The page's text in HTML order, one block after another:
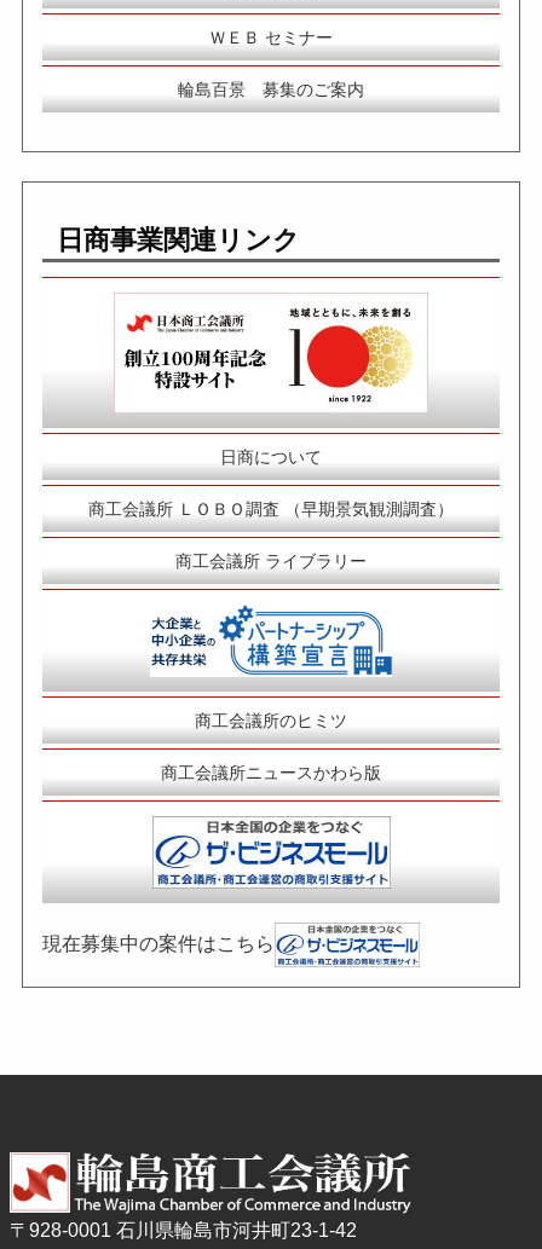
ＷＥＢ セミナー
輪島百景 募集のご案内
日商事業関連リンク
日商について
商工会議所 ＬＯＢＯ調査 （早期景気観測調査）
商工会議所 ライブラリー
商工会議所のヒミツ
商工会議所ニュースかわら版
現在募集中の案件はこちら
〒928-0001 石川県輪島市河井町23-1-42